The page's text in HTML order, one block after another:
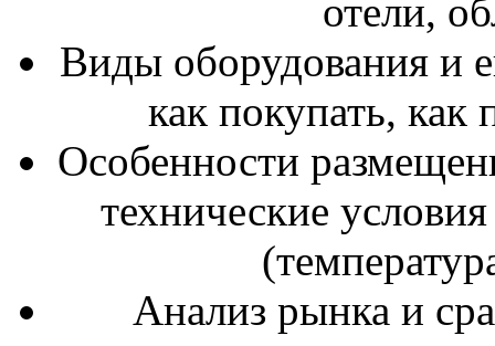
отели,
Виды оборудования и
как покупать, как
Особенности
технические
Анализ рынка и